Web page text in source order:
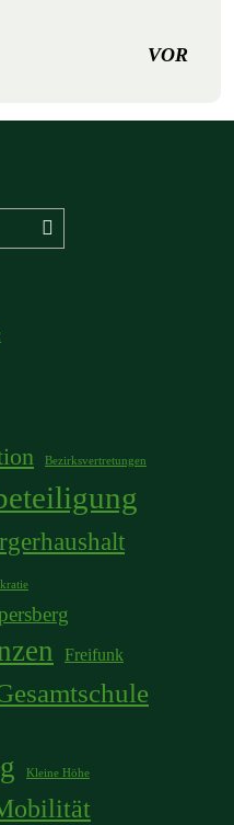
VOR
Bezirksvertretungen
Freifunk
Kleine Höhe